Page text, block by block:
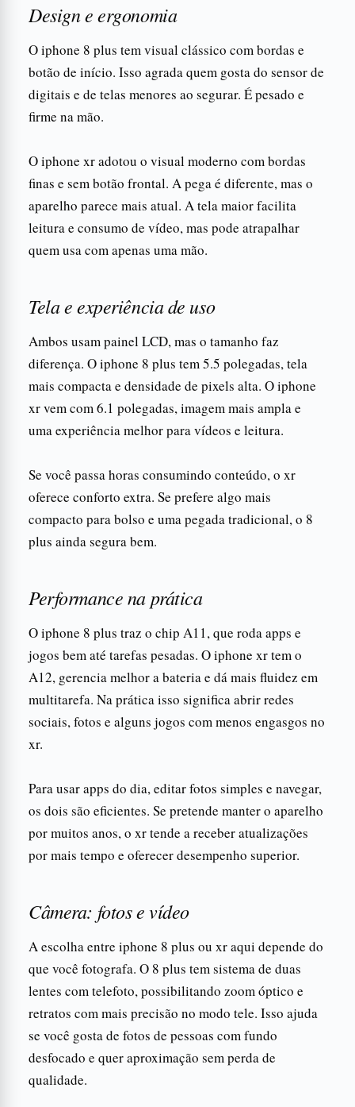
Design e ergonomia
O iphone 8 plus tem visual clássico com bordas e
botão de início. Isso agrada quem gosta do sensor de
digitais e de telas menores ao segurar. É pesado e
firme na mão.
O iphone xr adotou o visual moderno com bordas
finas e sem botão frontal. A pega é diferente, mas o
aparelho parece mais atual. A tela maior facilita
leitura e consumo de vídeo, mas pode atrapalhar
quem usa com apenas uma mão.
Tela e experiência de uso
Ambos usam painel LCD, mas o tamanho faz
diferença. O iphone 8 plus tem 5.5 polegadas, tela
mais compacta e densidade de pixels alta. O iphone
xr vem com 6.1 polegadas, imagem mais ampla e
uma experiência melhor para vídeos e leitura.
Se você passa horas consumindo conteúdo, o xr
oferece conforto extra. Se prefere algo mais
compacto para bolso e uma pegada tradicional, o 8
plus ainda segura bem.
Performance na prática
O iphone 8 plus traz o chip A11, que roda apps e
jogos bem até tarefas pesadas. O iphone xr tem o
A12, gerencia melhor a bateria e dá mais fluidez em
multitarefa. Na prática isso significa abrir redes
sociais, fotos e alguns jogos com menos engasgos no
xr.
Para usar apps do dia, editar fotos simples e navegar,
os dois são eficientes. Se pretende manter o aparelho
por muitos anos, o xr tende a receber atualizações
por mais tempo e oferecer desempenho superior.
Câmera: fotos e vídeo
A escolha entre iphone 8 plus ou xr aqui depende do
que você fotografa. O 8 plus tem sistema de duas
lentes com telefoto, possibilitando zoom óptico e
retratos com mais precisão no modo tele. Isso ajuda
se você gosta de fotos de pessoas com fundo
desfocado e quer aproximação sem perda de
qualidade.